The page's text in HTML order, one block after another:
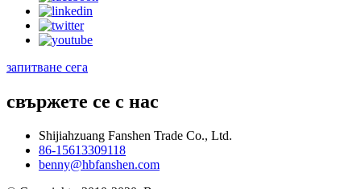
запитване сега
свържете се с нас
Shijiahzuang Fanshen Trade Co., Ltd.
86-15613309118
benny@hbfanshen.com